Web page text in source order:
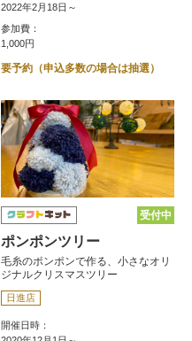
2022年2月18日～
参加費：
1,000円
要予約（申込多数の場合は抽選）
受付中
ポンポンツリー
毛糸のポンポンで作る、小さなオリ
ジナルクリスマスツリー
日進店
開催日時：